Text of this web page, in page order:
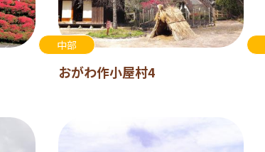
中部
おがわ作小屋村4